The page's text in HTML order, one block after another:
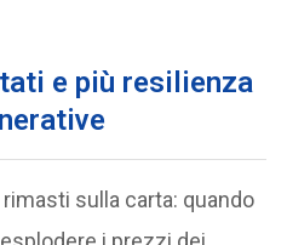
e più resilienza
sulla carta: quando